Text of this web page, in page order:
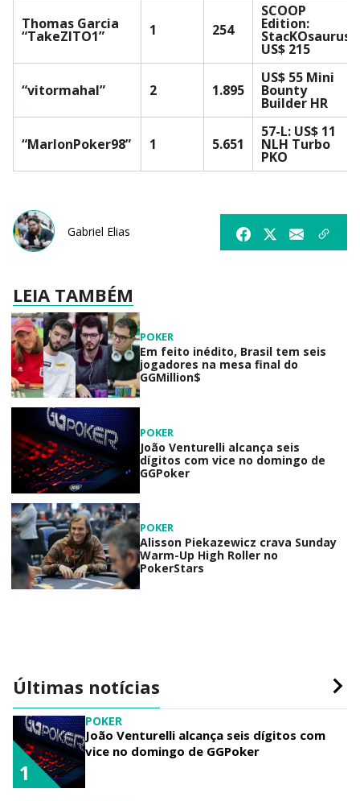
Thomas Garcia
“TakeZITO1” 1 254
SCOOP
Edition:
StacKOsaurus
US$ 215
“vitormahal” 2 1.895
US$ 55 Mini
Bounty
Builder HR
“MarlonPoker98” 1 5.651
57-L: US$ 11
NLH Turbo
PKO
Gabriel Elias
LEIA TAMBÉM
POKER
Em feito inédito, Brasil tem seis
jogadores na mesa final do
GGMillion$
POKER
João Venturelli alcança seis
dígitos com vice no domingo de
GGPoker
POKER
Alisson Piekazewicz crava Sunday
Warm-Up High Roller no
PokerStars
Últimas notícias
POKER
João Venturelli alcança seis dígitos com
vice no domingo de GGPoker
1